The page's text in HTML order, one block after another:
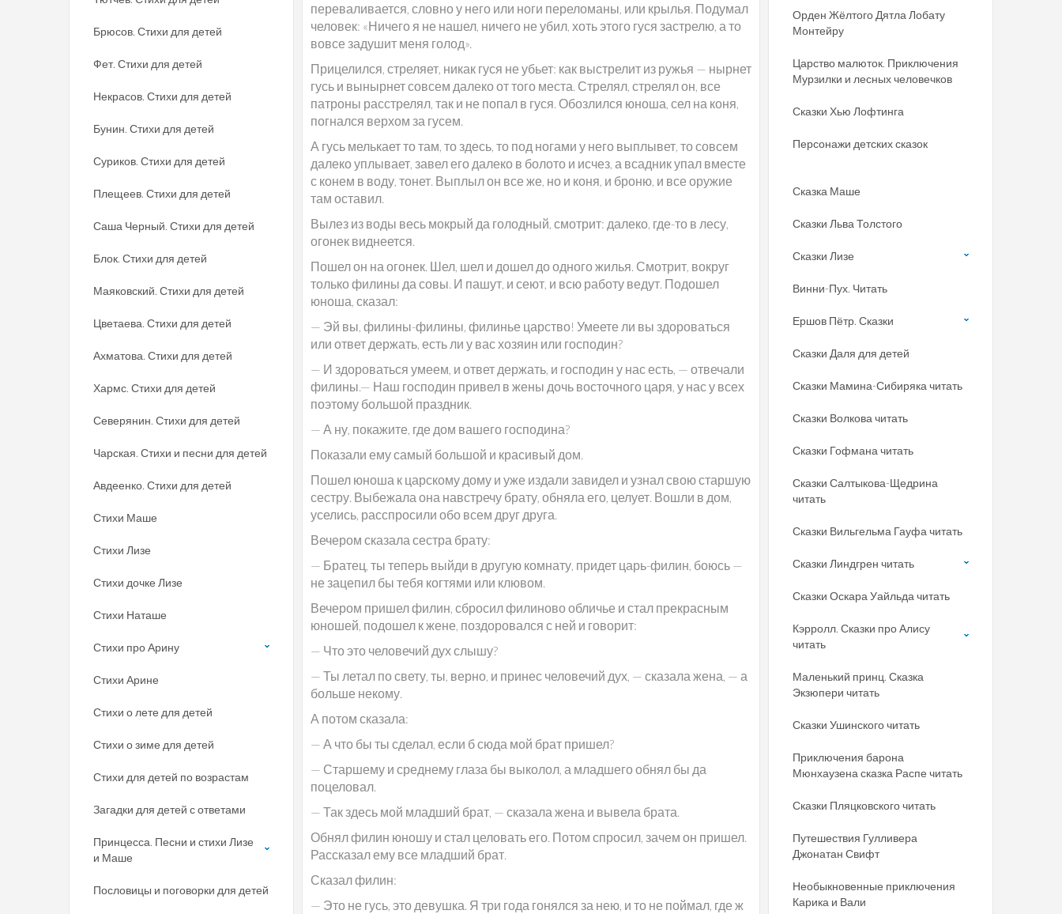
переваливается, словно у него или ноги переломаны, или крылья. Подумал
человек: «Ничего я не нашел, ничего не убил, хоть этого гуся застрелю, а то
вовсе задушит меня голод».
Прицелился, стреляет, никак гуся не убьет: как выстрелит из ружья — нырнет
гусь и вынырнет совсем далеко от того места. Стрелял, стрелял он, все
патроны расстрелял, так и не попал в гуся. Обозлился юноша, сел на коня,
погнался верхом за гусем.
А гусь мелькает то там, то здесь, то под ногами у него выплывет, то совсем
далеко уплывает, завел его далеко в болото и исчез, а всадник упал вместе
с конем в воду, тонет. Выплыл он все же, но и коня, и броню, и все оружие
там оставил.
Вылез из воды весь мокрый да голодный, смотрит: далеко, где-то в лесу,
огонек виднеется.
Пошел он на огонек. Шел, шел и дошел до одного жилья. Смотрит, вокруг
только филины да совы. И пашут, и сеют, и всю работу ведут. Подошел
юноша, сказал:
— Эй вы, филины-филины, филинье царство! Умеете ли вы здороваться
или ответ держать, есть ли у вас хозяин или господин?
— И здороваться умеем, и ответ держать, и господин у нас есть, — отвечали
филины.— Наш господин привел в жены дочь восточного царя, у нас у всех
поэтому большой праздник.
— А ну, покажите, где дом вашего господина?
Показали ему самый большой и красивый дом.
Пошел юноша к царскому дому и уже издали завидел и узнал свою старшую
сестру. Выбежала она навстречу брату, обняла его, целует. Вошли в дом,
уселись, расспросили обо всем друг друга.
Вечером сказала сестра брату:
— Братец, ты теперь выйди в другую комнату, придет царь-филин, боюсь —
не зацепил бы тебя когтями или клювом.
Вечером пришел филин, сбросил филиново обличье и стал прекрасным
юношей, подошел к жене, поздоровался с ней и говорит:
— Что это человечий дух слышу?
— Ты летал по свету, ты, верно, и принес человечий дух, — сказала жена, — а
больше некому.
А потом сказала:
— А что бы ты сделал, если б сюда мой брат пришел?
— Старшему и среднему глаза бы выколол, а младшего обнял бы да
поцеловал.
— Так здесь мой младший брат, — сказала жена и вывела брата.
Обнял филин юношу и стал целовать его. Потом спросил, зачем он пришел.
Рассказал ему все младший брат.
Сказал филин:
— Это не гусь, это девушка. Я три года гонялся за нею, и то не поймал, где ж
Брюсов. Стихи для детей
Фет. Стихи для детей
Некрасов. Стихи для детей
Бунин. Стихи для детей
Суриков. Стихи для детей
Плещеев. Стихи для детей
Саша Черный. Стихи для детей
Блок. Стихи для детей
Маяковский. Стихи для детей
Цветаева. Стихи для детей
Ахматова. Стихи для детей
Хармс. Стихи для детей
Северянин. Стихи для детей
Чарская. Стихи и песни для детей
Авдеенко. Стихи для детей
Стихи Маше
Стихи Лизе
Стихи дочке Лизе
Стихи Наташе
Стихи про Арину
Стихи Арине
Стихи о лете для детей
Стихи о зиме для детей
Стихи для детей по возрастам
Загадки для детей с ответами
Принцесса. Песни и стихи Лизе
и Маше
Пословицы и поговорки для детей
Орден Жёлтого Дятла Лобату
Монтейру
Царство малюток. Приключения
Мурзилки и лесных человечков
Сказки Хью Лофтинга
Персонажи детских сказок
Сказка Маше
Сказки Льва Толстого
Сказки Лизе
Винни-Пух. Читать
Ершов Пётр. Сказки
Сказки Даля для детей
Сказки Мамина-Сибиряка читать
Сказки Волкова читать
Сказки Гофмана читать
Сказки Салтыкова-Щедрина
читать
Сказки Вильгельма Гауфа читать
Сказки Линдгрен читать
Сказки Оскара Уайльда читать
Кэрролл. Сказки про Алису
читать
Маленький принц. Сказка
Экзюпери читать
Сказки Ушинского читать
Приключения барона
Мюнхаузена сказка Распе читать
Сказки Пляцковского читать
Путешествия Гулливера
Джонатан Свифт
Необыкновенные приключения
Карика и Вали